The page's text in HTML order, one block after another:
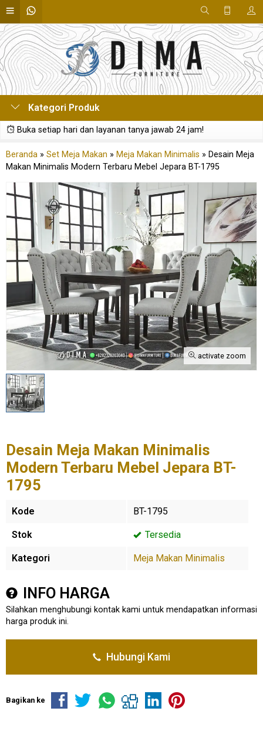
Kategori Produk
Buka setiap hari dan layanan tanya jawab 24 jam!
Beranda » Set Meja Makan » Meja Makan Minimalis » Desain Meja
Makan Minimalis Modern Terbaru Mebel Jepara BT-1795
activate zoom
Desain Meja Makan Minimalis
Modern Terbaru Mebel Jepara BT-
1795
Kode BT-1795
Stok Tersedia
Kategori Meja Makan Minimalis
INFO HARGA
Silahkan menghubungi kontak kami untuk mendapatkan informasi
harga produk ini.
Hubungi Kami
Bagikan ke